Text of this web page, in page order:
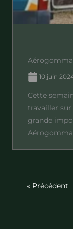
10 juin
Cette
travailler sur
grande
« Précédent